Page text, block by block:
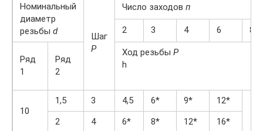
Номинальный
диаметр
резьбы d
Шаг
Р
Число заходов п
2 3 4 6 8
Ряд
1
Ряд
2
Ход резьбы Р
h
10
1,5 3 4,5 6* 9*
12*
2
4 6* 8* 12* 16*